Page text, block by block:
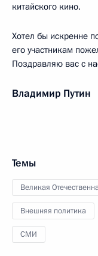
китайского кино.
Хотел бы искренне
его участникам
Поздравляю вас с
Владимир Путин
Темы
Великая
Внешняя политика
СМИ